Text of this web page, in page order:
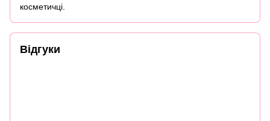
косметичці.
Відгуки